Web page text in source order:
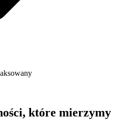
które mierzymy